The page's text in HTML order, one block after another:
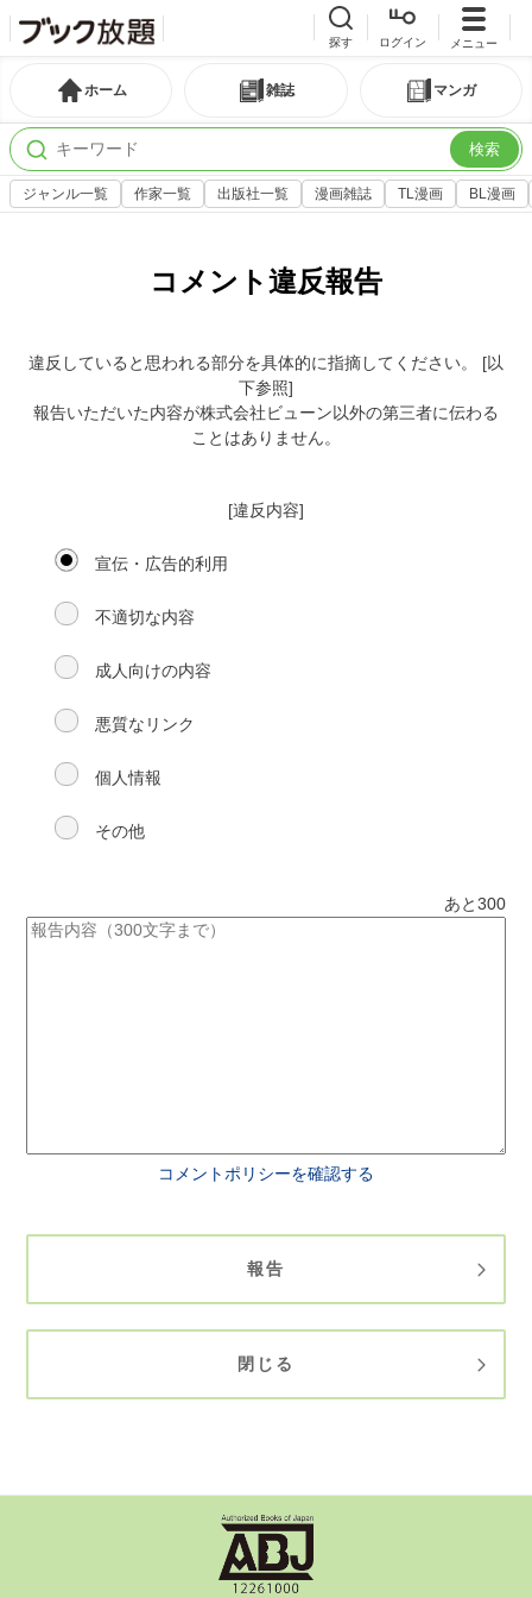
探す ログイン メニュー
ホーム 雑誌 マンガ
検索
ジャンル一覧 作家一覧 出版社一覧 漫画雑誌 TL漫画 BL漫画
コメント違反報告
違反していると思われる部分を具体的に指摘してください。 [以
下参照]
報告いただいた内容が株式会社ビューン以外の第三者に伝わる
ことはありません。
[違反内容]
宣伝・広告的利用
不適切な内容
成人向けの内容
悪質なリンク
個人情報
その他
あと300
コメントポリシーを確認する
報告
閉じる